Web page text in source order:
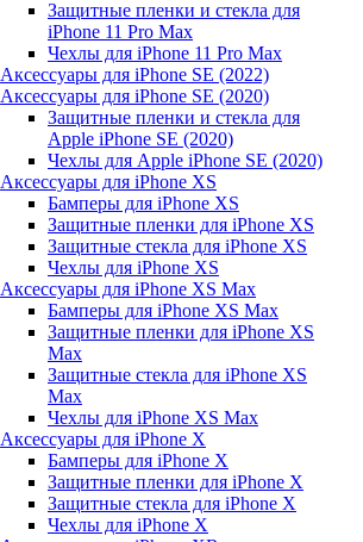
Защитные пленки и стекла для
iPhone 11 Pro Max
Чехлы для iPhone 11 Pro Max
Аксессуары для iPhone SE (2022)
Аксессуары для iPhone SE (2020)
Защитные пленки и стекла для
Apple iPhone SE (2020)
Чехлы для Apple iPhone SE (2020)
Аксессуары для iPhone ХS
Бамперы для iPhone ХS
Защитные пленки для iPhone ХS
Защитные стекла для iPhone ХS
Чехлы для iPhone ХS
Аксессуары для iPhone ХS Max
Бамперы для iPhone XS Max
Защитные пленки для iPhone XS
Max
Защитные стекла для iPhone XS
Max
Чехлы для iPhone XS Max
Аксессуары для iPhone X
Бамперы для iPhone X
Защитные пленки для iPhone X
Защитные стекла для iPhone X
Чехлы для iPhone X